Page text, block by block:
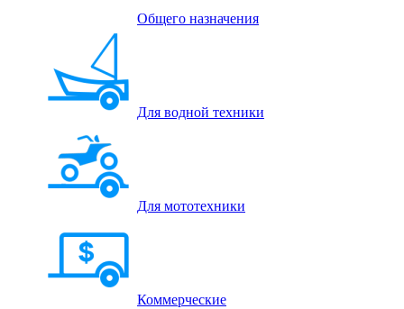
Общего назначения
Для водной техники
Для мототехники
Коммерческие